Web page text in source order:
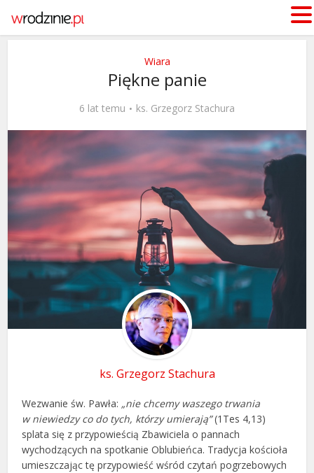
Wiara
Piękne panie
6 lat temu ks. Grzegorz Stachura
ks. Grzegorz Stachura
Wezwanie św. Pawła: „nie chcemy waszego trwania
w niewiedzy co do tych, którzy umierają”(1Tes 4,13)
splata się z przypowieścią Zbawiciela o pannach
wychodzących na spotkanie Oblubieńca. Tradycja kościoła
umieszczając tę przypowieść wśród czytań pogrzebowych